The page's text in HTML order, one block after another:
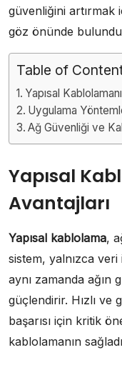
güvenliğini artırmak
göz önünde
Table of
Yapısal
Uygulama
Ağ Güvenliği ve
Yapısal
Avantajları
Yapısal kablolama,
sistem, yalnızca veri
aynı zamanda ağın
güçlendirir. Hızlı ve
başarısı için kritik
kablolamanın